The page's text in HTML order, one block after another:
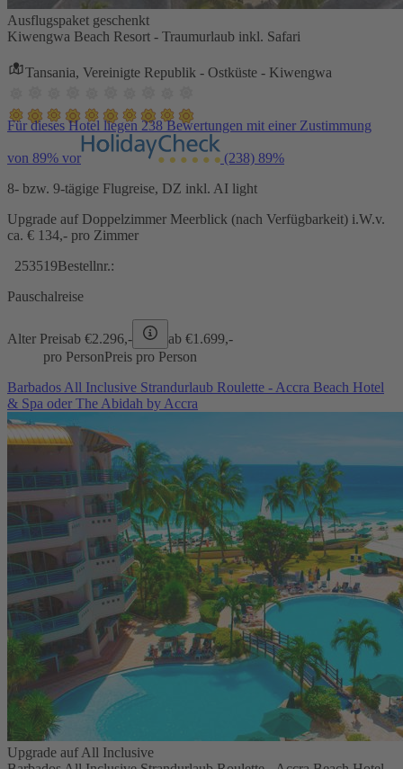
Ausflugspaket geschenkt
Kiwengwa Beach Resort - Traumurlaub inkl. Safari
Tansania, Vereinigte Republik - Ostküste - Kiwengwa
Für dieses Hotel liegen 238 Bewertungen mit einer Zustimmung
von 89% vor (238) 89%
8- bzw. 9-tägige Flugreise, DZ inkl. AI light
Upgrade auf Doppelzimmer Meerblick (nach Verfügbarkeit) i.W.v.
ca. € 134,- pro Zimmer
253519Bestellnr.:
Pauschalreise
Alter Preisab €2.296,- ab €1.699,-
pro PersonPreis pro Person
Barbados All Inclusive Strandurlaub Roulette - Accra Beach Hotel
& Spa oder The Abidah by Accra
Upgrade auf All Inclusive